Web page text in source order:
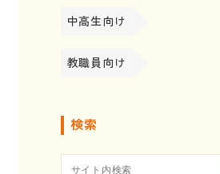
中高生向け
教職員向け
検索